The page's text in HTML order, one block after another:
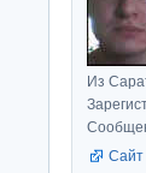
Из
Сайт